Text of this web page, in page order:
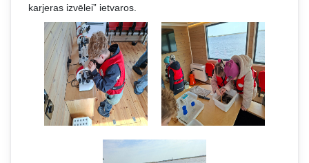
karjeras izvēlei” ietvaros.